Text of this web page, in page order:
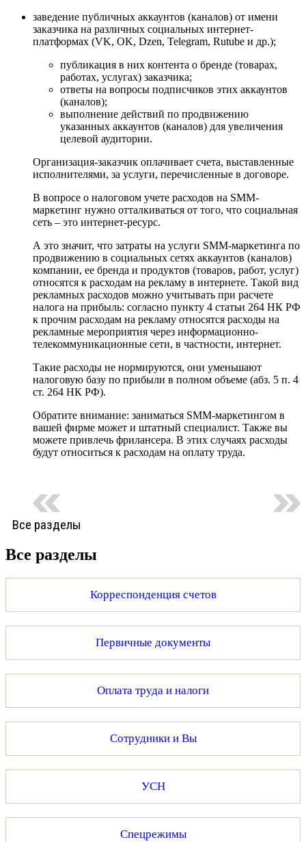
заведение публичных аккаунтов (каналов) от имени
заказчика на различных социальных интернет-
платформах (VK, OK, Dzen, Telegram, Rutube и др.);
публикация в них контента о бренде (товарах,
работах, услугах) заказчика;
ответы на вопросы подписчиков этих аккаунтов
(каналов);
выполнение действий по продвижению
указанных аккаунтов (каналов) для увеличения
целевой аудитории.
Организация-заказчик оплачивает счета, выставленные
исполнителями, за услуги, перечисленные в договоре.
В вопросе о налоговом учете расходов на SMM-
маркетинг нужно отталкиваться от того, что социальная
сеть – это интернет-ресурс.
А это значит, что затраты на услуги SMM-маркетинга по
продвижению в социальных сетях аккаунтов (каналов)
компании, ее бренда и продуктов (товаров, работ, услуг)
относятся к расходам на рекламу в интернете. Такой вид
рекламных расходов можно учитывать при расчете
налога на прибыль: согласно пункту 4 статьи 264 НК РФ
к прочим расходам на рекламу относятся расходы на
рекламные мероприятия через информационно-
телекоммуникационные сети, в частности, интернет.
Такие расходы не нормируются, они уменьшают
налоговую базу по прибыли в полном объеме (абз. 5 п. 4
ст. 264 НК РФ).
Обратите внимание: заниматься SMM-маркетингом в
вашей фирме может и штатный специалист. Также вы
можете привлечь фрилансера. В этих случаях расходы
будут относиться к расходам на оплату труда.
Все разделы
Все разделы
Корреспонденция счетов
Первичные документы
Оплата труда и налоги
Сотрудники и Вы
УСН
Спецрежимы